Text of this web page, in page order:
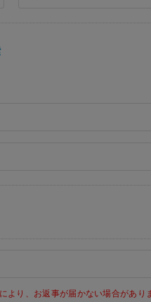
り、お返事が届かない場合があり